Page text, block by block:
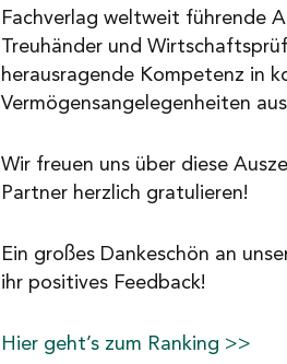
Fachverlag weltweit führende
Treuhänder und
herausragende Kompetenz in
Vermögensangelegenheiten
Wir freuen uns über diese
Partner herzlich gratulieren!
Ein großes Dankeschön an
ihr positives Feedback!
Hier geht’s zum Ranking >>